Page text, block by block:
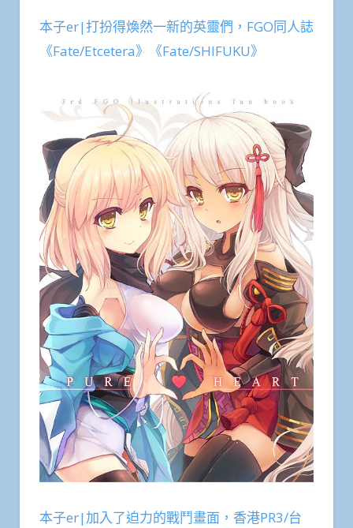
本子er|打扮得煥然一新的英靈們，FGO同人誌
《Fate/Etcetera》《Fate/SHIFUKU》
本子er|加入了迫力的戰鬥畫面，香港PR3/台